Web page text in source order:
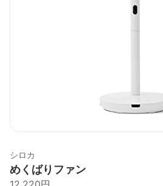
シロカ
めくばりファン